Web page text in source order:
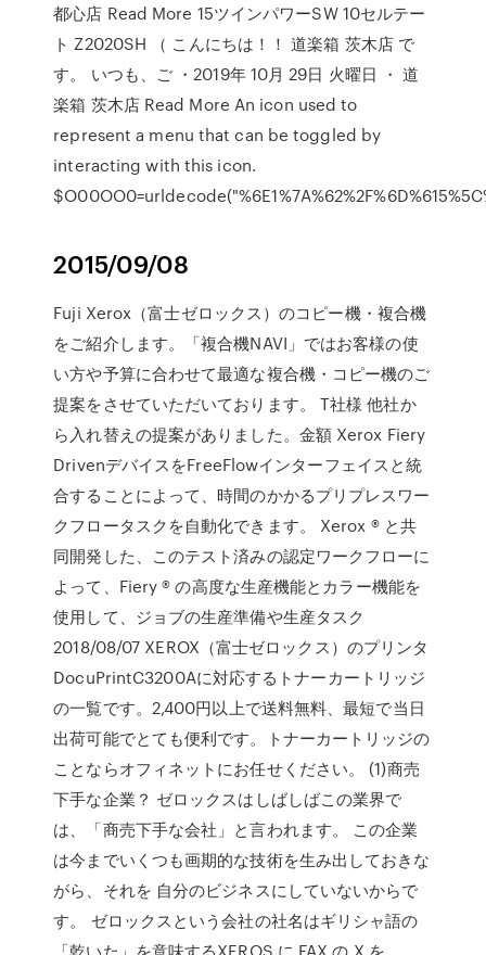
都心店 Read More 15ツインパワーSW 10セルテー
ト Z2020SH （ こんにちは！！ 道楽箱 茨木店 で
す。 いつも、ご ・2019年 10月 29日 火曜日 ・ 道
楽箱 茨木店 Read More An icon used to
represent a menu that can be toggled by
interacting with this icon.
2015/09/08
Fuji Xerox（富士ゼロックス）のコピー機・複合機
をご紹介します。「複合機NAVI」ではお客様の使
い方や予算に合わせて最適な複合機・コピー機のご
提案をさせていただいております。 T社様 他社か
ら入れ替えの提案がありました。金額 Xerox Fiery
DrivenデバイスをFreeFlowインターフェイスと統
合することによって、時間のかかるプリプレスワー
クフロータスクを自動化できます。 Xerox ® と共
同開発した、このテスト済みの認定ワークフローに
よって、Fiery ® の高度な生産機能とカラー機能を
使用して、ジョブの生産準備や生産タスク
2018/08/07 XEROX（富士ゼロックス）のプリンタ
DocuPrintC3200Aに対応するトナーカートリッジ
の一覧です。2,400円以上で送料無料、最短で当日
出荷可能でとても便利です。トナーカートリッジの
ことならオフィネットにお任せください。 (1)商売
下手な企業？ ゼロックスはしばしばこの業界で
は、「商売下手な会社」と言われます。 この企業
は今までいくつも画期的な技術を生み出しておきな
がら、それを 自分のビジネスにしていないからで
す。 ゼロックスという会社の社名はギリシャ語の
「乾いた」を意味するXEROS に FAX の X を